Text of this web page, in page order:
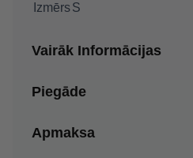
IzmērsS
Vairāk Informācijas
Piegāde
Apmaksa